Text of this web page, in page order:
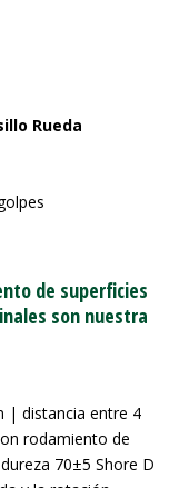
Rueda
de superficies
son nuestra
| distancia entre 4
rodamiento de
70±5 Shore D